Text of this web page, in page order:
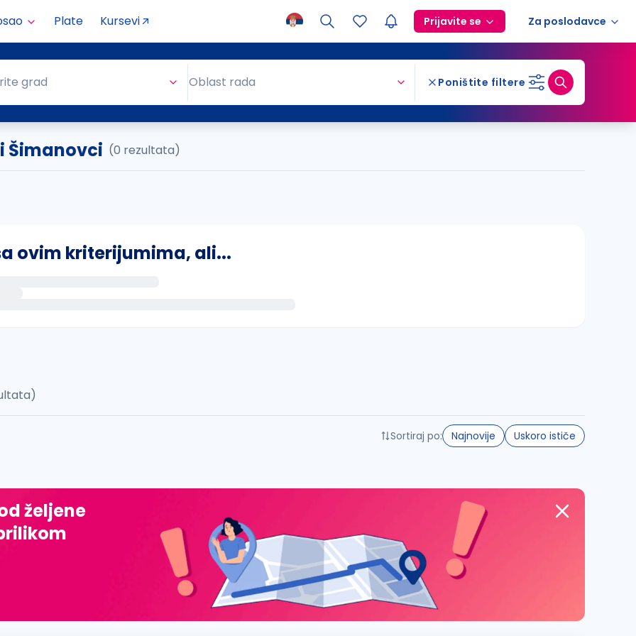
Plate Kursevi Prijavite se Za poslodavce
grad Oblast rada Poništite filtere
Šimanovci (0 rezultata)
ovim kriterijumima, ali...
đ, ž, dž)
Sortiraj po: Najnovije Uskoro ističe
željene